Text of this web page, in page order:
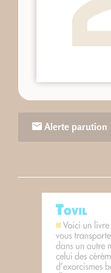
Alerte parution